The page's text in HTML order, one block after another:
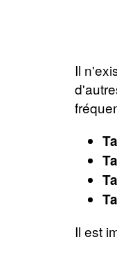
Il
Il est